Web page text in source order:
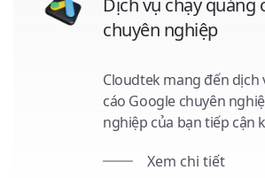
chuyên nghiệp
Cloudtek mang đến dịch
cáo Google chuyên
nghiệp của bạn tiếp cận
kỹ thuật targeting chính
Xem chi tiết